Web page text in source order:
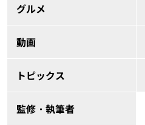
グルメ
動画
トピックス
監修・執筆者